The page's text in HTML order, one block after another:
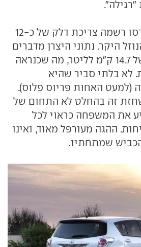
במבחן המאומץ הורסו רשמה צריכת דלק של כ-12
היקר. נתוני היצרן מדברים
על ממוצע משולב של 14.7 ק"מ לליטר, מה שכנראה
לא בלתי סביר שהיא
(למעט האחות פריוס פלוס).
זה בהחלט לא התחום של
את המשפחה כראוי לכל
ההגה מעורפל מאוד, ואינו
שמתחתיו.